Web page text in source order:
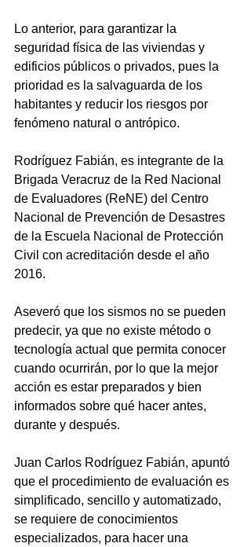
Lo anterior, para garantizar la
seguridad física de las viviendas y
edificios públicos o privados, pues la
prioridad es la salvaguarda de los
habitantes y reducir los riesgos por
fenómeno natural o antrópico.
Rodríguez Fabián, es integrante de la
Brigada Veracruz de la Red Nacional
de Evaluadores (ReNE) del Centro
Nacional de Prevención de Desastres
de la Escuela Nacional de Protección
Civil con acreditación desde el año
2016.
Aseveró que los sismos no se pueden
predecir, ya que no existe método o
tecnología actual que permita conocer
cuando ocurrirán, por lo que la mejor
acción es estar preparados y bien
informados sobre qué hacer antes,
durante y después.
Juan Carlos Rodríguez Fabián, apuntó
que el procedimiento de evaluación es
simplificado, sencillo y automatizado,
se requiere de conocimientos
especializados, para hacer una